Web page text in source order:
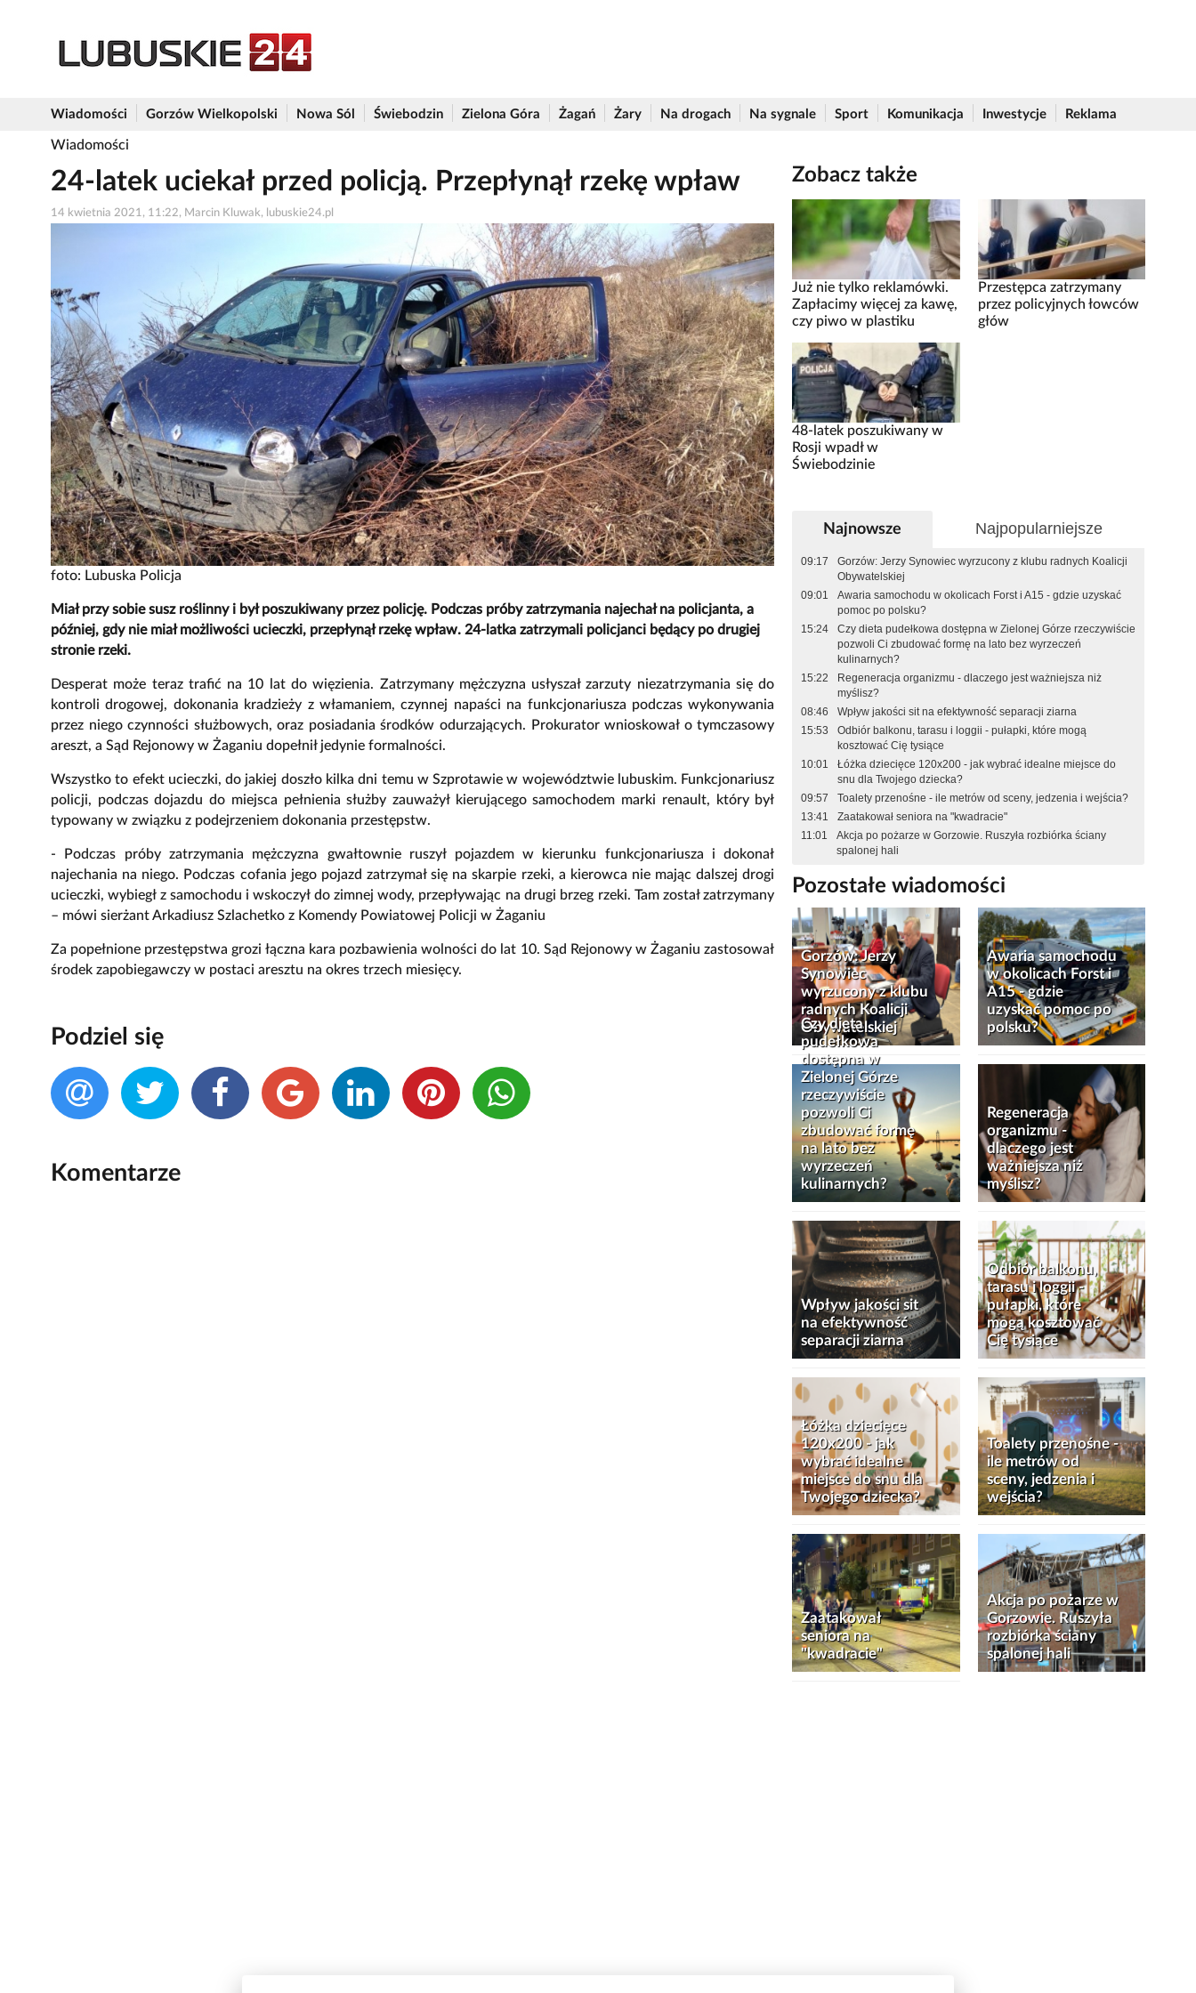
Wiadomości Gorzów Wielkopolski Nowa Sól Świebodzin Zielona Góra Żagań Żary Na drogach Na sygnale Sport Komunikacja Inwestycje Reklama
Wiadomości
24-latek uciekał przed policją. Przepłynął rzekę wpław
14 kwietnia 2021, 11:22, Marcin Kluwak, lubuskie24.pl
foto: Lubuska Policja
Miał przy sobie susz roślinny i był poszukiwany przez policję. Podczas próby zatrzymania najechał na policjanta, a
później, gdy nie miał możliwości ucieczki, przepłynął rzekę wpław. 24-latka zatrzymali policjanci będący po drugiej
stronie rzeki.
Desperat może teraz trafić na 10 lat do więzienia. Zatrzymany mężczyzna usłyszał zarzuty niezatrzymania się do
kontroli drogowej, dokonania kradzieży z włamaniem, czynnej napaści na funkcjonariusza podczas wykonywania
przez niego czynności służbowych, oraz posiadania środków odurzających. Prokurator wnioskował o tymczasowy
areszt, a Sąd Rejonowy w Żaganiu dopełnił jedynie formalności.
Wszystko to efekt ucieczki, do jakiej doszło kilka dni temu w Szprotawie w województwie lubuskim. Funkcjonariusz
policji, podczas dojazdu do miejsca pełnienia służby zauważył kierującego samochodem marki renault, który był
typowany w związku z podejrzeniem dokonania przestępstw.
- Podczas próby zatrzymania mężczyzna gwałtownie ruszył pojazdem w kierunku funkcjonariusza i dokonał
najechania na niego. Podczas cofania jego pojazd zatrzymał się na skarpie rzeki, a kierowca nie mając dalszej drogi
ucieczki, wybiegł z samochodu i wskoczył do zimnej wody, przepływając na drugi brzeg rzeki. Tam został zatrzymany
– mówi sierżant Arkadiusz Szlachetko z Komendy Powiatowej Policji w Żaganiu
Za popełnione przestępstwa grozi łączna kara pozbawienia wolności do lat 10. Sąd Rejonowy w Żaganiu zastosował
środek zapobiegawczy w postaci aresztu na okres trzech miesięcy.
Podziel się
Komentarze
Zobacz także
Już nie tylko reklamówki.
Zapłacimy więcej za kawę,
czy piwo w plastiku
Przestępca zatrzymany
przez policyjnych łowców
głów
48-latek poszukiwany w
Rosji wpadł w
Świebodzinie
Najnowsze Najpopularniejsze
09:17
Gorzów: Jerzy Synowiec wyrzucony z klubu radnych Koalicji
Obywatelskiej
09:01
Awaria samochodu w okolicach Forst i A15 - gdzie uzyskać
pomoc po polsku?
15:24
Czy dieta pudełkowa dostępna w Zielonej Górze rzeczywiście
pozwoli Ci zbudować formę na lato bez wyrzeczeń
kulinarnych?
15:22
Regeneracja organizmu - dlaczego jest ważniejsza niż
myślisz?
08:46
Wpływ jakości sit na efektywność separacji ziarna
15:53
Odbiór balkonu, tarasu i loggii - pułapki, które mogą
kosztować Cię tysiące
10:01
Łóżka dziecięce 120x200 - jak wybrać idealne miejsce do
snu dla Twojego dziecka?
09:57
Toalety przenośne - ile metrów od sceny, jedzenia i wejścia?
13:41
Zaatakował seniora na "kwadracie"
11:01
Akcja po pożarze w Gorzowie. Ruszyła rozbiórka ściany
spalonej hali
Pozostałe wiadomości
Gorzów: Jerzy
Synowiec
wyrzucony z klubu
radnych Koalicji
Obywatelskiej
Awaria samochodu
w okolicach Forst i
A15 - gdzie
uzyskać pomoc po
polsku?
Czy dieta
pudełkowa
dostępna w
Zielonej Górze
rzeczywiście
pozwoli Ci
zbudować formę
na lato bez
wyrzeczeń
kulinarnych?
Regeneracja
organizmu -
dlaczego jest
ważniejsza niż
myślisz?
Wpływ jakości sit
na efektywność
separacji ziarna
Odbiór balkonu,
tarasu i loggii -
pułapki, które
mogą kosztować
Cię tysiące
Łóżka dziecięce
120x200 - jak
wybrać idealne
miejsce do snu dla
Twojego dziecka?
Toalety przenośne -
ile metrów od
sceny, jedzenia i
wejścia?
Zaatakował
seniora na
"kwadracie"
Akcja po pożarze w
Gorzowie. Ruszyła
rozbiórka ściany
spalonej hali